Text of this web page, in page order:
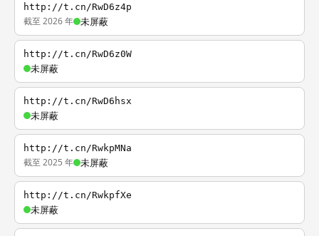
http://t.cn/RwD6z4p
截至 2026 年 未屏蔽
http://t.cn/RwD6z0W
未屏蔽
http://t.cn/RwD6hsx
未屏蔽
http://t.cn/RwkpMNa
截至 2025 年 未屏蔽
http://t.cn/RwkpfXe
未屏蔽